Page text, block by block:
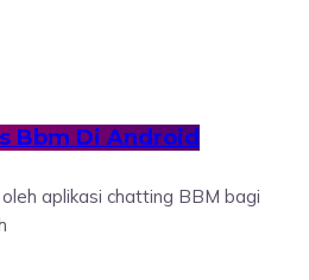
Bbm Di Android
aplikasi chatting BBM bagi